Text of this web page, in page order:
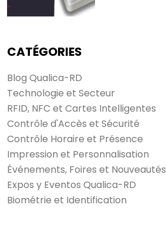
CATÉGORIES
Blog Qualica-RD
Technologie et Secteur
RFID, NFC et Cartes Intelligentes
Contrôle d'Accès et Sécurité
Contrôle Horaire et Présence
Impression et Personnalisation
Événements, Foires et Nouveautés
Expos y Eventos Qualica-RD
Biométrie et Identification